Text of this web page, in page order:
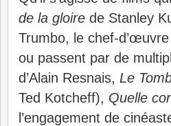
de la gloire de Stanley
Trumbo, le chef-d’œuvre
ou passent par de
d’Alain Resnais, Le
Ted Kotcheff), Quelle
l’engagement de